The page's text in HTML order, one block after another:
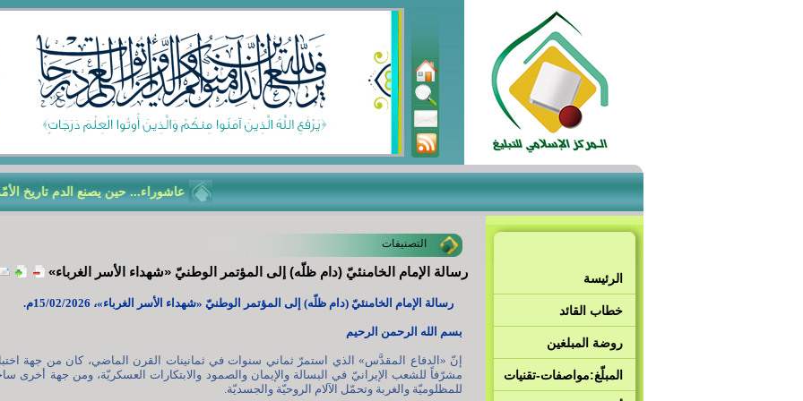
عاشوراء... حين يصنع الدم تاريخ الأمّة
الرئيسة
خطاب القائد
روضة المبلغين
المبلّغ:مواصفات-تقنيات
التصنيفات
رسالة الإمام الخامنئيّ (دام ظلّه) إلى المؤتمر الوطنيّ «شهداء الأسر الغرباء»
رسالة الإمام الخامنئيّ (دام ظلّه) إلى المؤتمر الوطنيّ «شهداء الأسر الغرباء»، 15/02/2026م.
بسم الله الرحمن الرحيم
إنّ «الدفاع المقدَّس» الذي استمرّ ثماني سنوات في ثمانينات القرن الماضي، كان من جهة
مشرّفاً للشعب الإيرانيّ في البسالة والإيمان والصمود والابتكارات العسكريّة، ومن جهة أخرى
للمظلوميّة والغربة وتحمّل الآلام الروحيّة والجسديّة.